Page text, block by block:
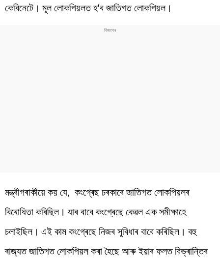
কেবিনেটে। মূল লোকপিয়লত হ’ব জাতিগত লোকপিয়ল।
মন্ত্ৰীগৰাকীয়ে কয় যে, কংগ্ৰেছ চৰকাৰে জাতিগত লোকপিয়লৰ
বিৰোধিতা কৰিছিল। যাৰ বাবে কংগ্ৰেছে কেৱল এক সমীক্ষাহে
চলাইছিল। এই কাম কংগ্ৰেছে নিজৰ সুবিধাৰ বাবে কৰিছিল। বহু
ৰাজ্যত জাতিগত লোকপিয়ল কৰা হৈছে আৰু ইয়াৰ ফলত বিভ্ৰান্তিৰ